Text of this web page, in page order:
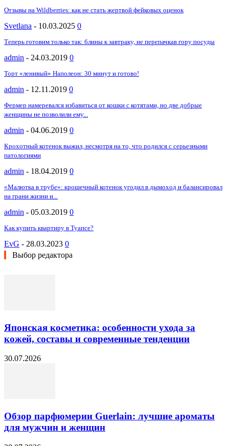
Отзывы на Wildberries: как не стать жертвой фейковых оценок
Svetlana - 10.03.2025 0
Теперь готовим только так: блины к завтраку, не перепачкав гору посуды
admin - 24.03.2019 0
Торт «ленивый» Наполеон: 30 минут и готово!
admin - 12.11.2019 0
Фермер намеревался избавиться от кошки с котятами, но две добрые
женщины не позволили ему...
admin - 04.06.2019 0
Крохотный котенок выжил, несмотря на то, что родился с серьезными
патологиями
admin - 18.04.2019 0
«Малютка в трубе»: крошечный котенок угодил в дымоход и балансировал
на грани жизни и...
admin - 05.03.2019 0
Как купить квартиру в Туапсе?
EvG - 28.03.2023 0
Выбор редактора
Японская косметика: особенности ухода за
кожей, составы и современные тенденции
30.07.2026
Обзор парфюмерии Guerlain: лучшие ароматы
для мужчин и женщин